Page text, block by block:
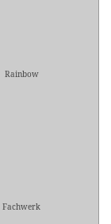
Rainbow
Fachwerk